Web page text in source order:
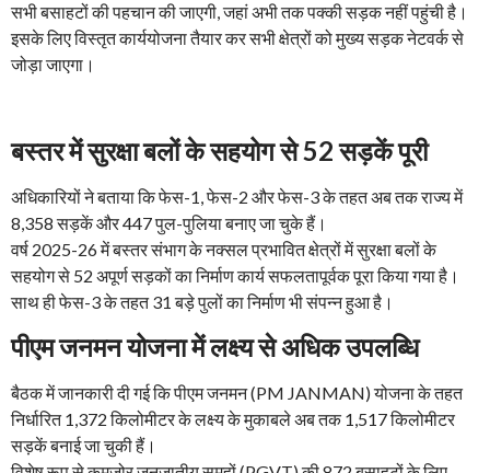
सभी बसाहटों की पहचान की जाएगी, जहां अभी तक पक्की सड़क नहीं पहुंची है।
इसके लिए विस्तृत कार्ययोजना तैयार कर सभी क्षेत्रों को मुख्य सड़क नेटवर्क से
जोड़ा जाएगा।
बस्तर में सुरक्षा बलों के सहयोग से 52 सड़कें पूरी
अधिकारियों ने बताया कि फेस-1, फेस-2 और फेस-3 के तहत अब तक राज्य में
8,358 सड़कें और 447 पुल-पुलिया बनाए जा चुके हैं।
वर्ष 2025-26 में बस्तर संभाग के नक्सल प्रभावित क्षेत्रों में सुरक्षा बलों के
सहयोग से 52 अपूर्ण सड़कों का निर्माण कार्य सफलतापूर्वक पूरा किया गया है।
साथ ही फेस-3 के तहत 31 बड़े पुलों का निर्माण भी संपन्न हुआ है।
पीएम जनमन योजना में लक्ष्य से अधिक उपलब्धि
बैठक में जानकारी दी गई कि पीएम जनमन (PM JANMAN) योजना के तहत
निर्धारित 1,372 किलोमीटर के लक्ष्य के मुकाबले अब तक 1,517 किलोमीटर
सड़कें बनाई जा चुकी हैं।